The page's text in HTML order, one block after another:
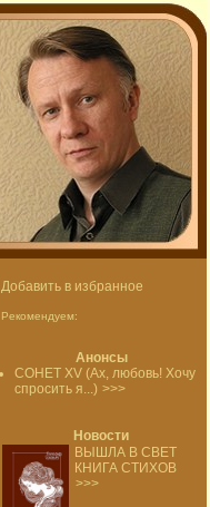
Добавить в избранное
Рекомендуем:
Анонсы
СОНЕТ XV (Ах, любовь! Хочу
спросить я...) >>>
Новости
ВЫШЛА В СВЕТ
КНИГА СТИХОВ
>>>